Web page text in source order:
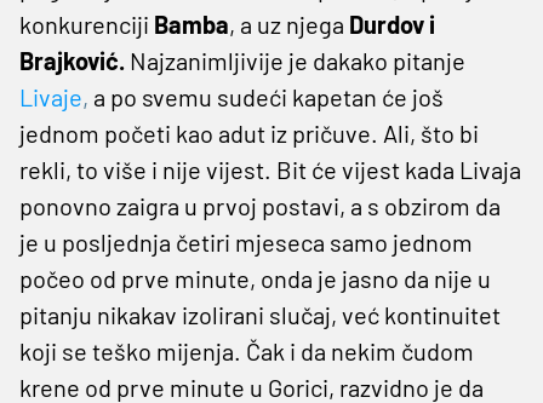
konkurenciji Bamba, a uz njega Durdov i
Brajković. Najzanimljivije je dakako pitanje
Livaje, a po svemu sudeći kapetan će još
jednom početi kao adut iz pričuve. Ali, što bi
rekli, to više i nije vijest. Bit će vijest kada Livaja
ponovno zaigra u prvoj postavi, a s obzirom da
je u posljednja četiri mjeseca samo jednom
počeo od prve minute, onda je jasno da nije u
pitanju nikakav izolirani slučaj, već kontinuitet
koji se teško mijenja. Čak i da nekim čudom
krene od prve minute u Gorici, razvidno je da